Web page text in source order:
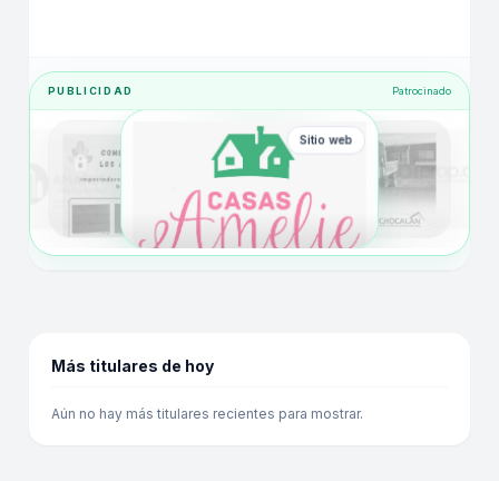
PUBLICIDAD Patrocinado
Sitio web
Más titulares de hoy
Aún no hay más titulares recientes para mostrar.